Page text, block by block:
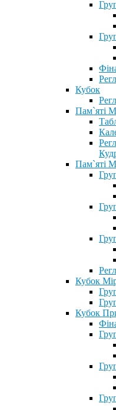
Кубок
Пам`яті
Пам`яті
Кубок
Кубок